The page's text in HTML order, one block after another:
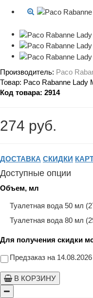
Производитель: Paco
Товар: Paco Rabanne Lady
Код товара: 2914
274 руб.
ДОСТАВКА СКИДКИ
Доступные опции
Объем, мл
Туалетная вода 50 мл
Туалетная вода 80 мл
Для получения скидки
Предзаказ на
В КОРЗИНУ